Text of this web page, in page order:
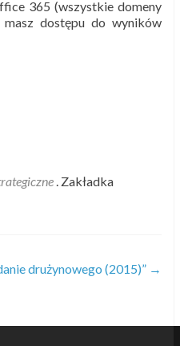
365 (wszystkie domeny
masz dostępu do wyników
. Zakładka
drużynowego (2015)” →